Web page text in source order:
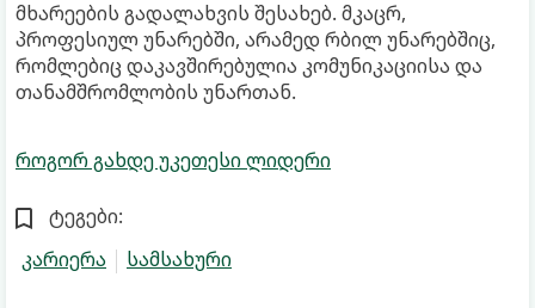
მხარეების გადალახვის შესახებ. მკაცრ,
პროფესიულ უნარებში, არამედ რბილ უნარებშიც,
რომლებიც დაკავშირებულია კომუნიკაციისა და
თანამშრომლობის უნართან.
როგორ გახდე უკეთესი ლიდერი
ტეგები:
კარიერა
სამსახური